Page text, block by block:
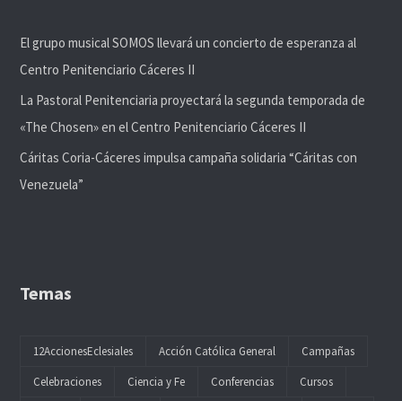
El grupo musical SOMOS llevará un concierto de esperanza al
Centro Penitenciario Cáceres II
La Pastoral Penitenciaria proyectará la segunda temporada de
«The Chosen» en el Centro Penitenciario Cáceres II
Cáritas Coria-Cáceres impulsa campaña solidaria “Cáritas con
Venezuela”
Temas
12AccionesEclesiales Acción Católica General
Campañas
Celebraciones
Ciencia y Fe Conferencias
Cursos